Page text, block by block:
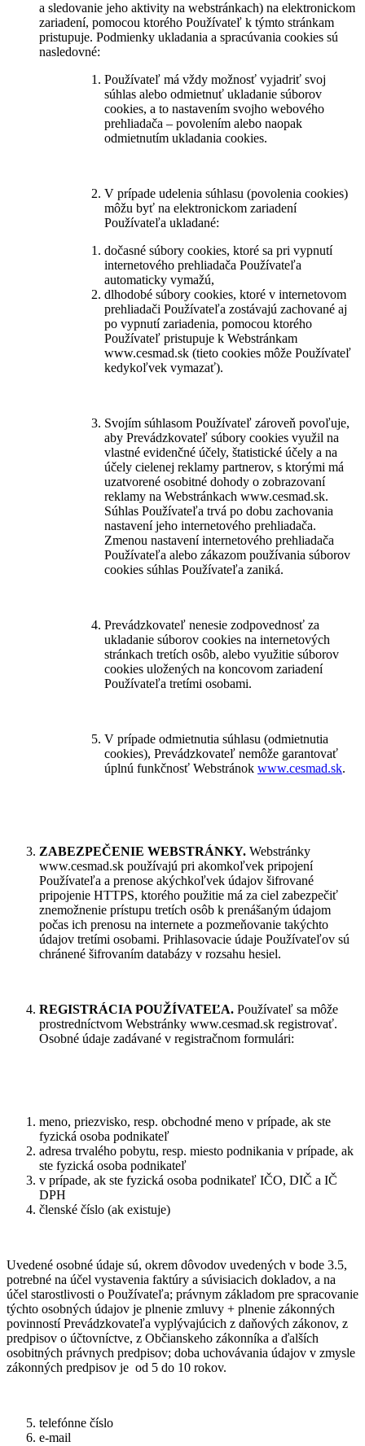
a sledovanie jeho aktivity na webstránkach) na elektronickom
zariadení, pomocou ktorého Používateľ k týmto stránkam
pristupuje. Podmienky ukladania a spracúvania cookies sú
nasledovné:
Používateľ má vždy možnosť vyjadriť svoj
súhlas alebo odmietnuť ukladanie súborov
cookies, a to nastavením svojho webového
prehliadača – povolením alebo naopak
odmietnutím ukladania cookies.
V prípade udelenia súhlasu (povolenia cookies)
môžu byť na elektronickom zariadení
Používateľa ukladané:
dočasné súbory cookies, ktoré sa pri vypnutí
internetového prehliadača Používateľa
automaticky vymažú,
dlhodobé súbory cookies, ktoré v internetovom
prehliadači Používateľa zostávajú zachované aj
po vypnutí zariadenia, pomocou ktorého
Používateľ pristupuje k Webstránkam
www.cesmad.sk (tieto cookies môže Používateľ
kedykoľvek vymazať).
Svojím súhlasom Používateľ zároveň povoľuje,
aby Prevádzkovateľ súbory cookies využil na
vlastné evidenčné účely, štatistické účely a na
účely cielenej reklamy partnerov, s ktorými má
uzatvorené osobitné dohody o zobrazovaní
reklamy na Webstránkach www.cesmad.sk.
Súhlas Používateľa trvá po dobu zachovania
nastavení jeho internetového prehliadača.
Zmenou nastavení internetového prehliadača
Používateľa alebo zákazom používania súborov
cookies súhlas Používateľa zaniká.
Prevádzkovateľ nenesie zodpovednosť za
ukladanie súborov cookies na internetových
stránkach tretích osôb, alebo využitie súborov
cookies uložených na koncovom zariadení
Používateľa tretími osobami.
V prípade odmietnutia súhlasu (odmietnutia
cookies), Prevádzkovateľ nemôže garantovať
úplnú funkčnosť Webstránok www.cesmad.sk.
ZABEZPEČENIE WEBSTRÁNKY. Webstránky
www.cesmad.sk používajú pri akomkoľvek pripojení
Používateľa a prenose akýchkoľvek údajov šifrované
pripojenie HTTPS, ktorého použitie má za ciel zabezpečiť
znemožnenie prístupu tretích osôb k prenášaným údajom
počas ich prenosu na internete a pozmeňovanie takýchto
údajov tretími osobami. Prihlasovacie údaje Používateľov sú
chránené šifrovaním databázy v rozsahu hesiel.
REGISTRÁCIA POUŽÍVATEĽA. Používateľ sa môže
prostredníctvom Webstránky www.cesmad.sk registrovať.
Osobné údaje zadávané v registračnom formulári:
meno, priezvisko, resp. obchodné meno v prípade, ak ste
fyzická osoba podnikateľ
adresa trvalého pobytu, resp. miesto podnikania v prípade, ak
ste fyzická osoba podnikateľ
v prípade, ak ste fyzická osoba podnikateľ IČO, DIČ a IČ
DPH
členské číslo (ak existuje)
Uvedené osobné údaje sú, okrem dôvodov uvedených v bode 3.5,
potrebné na účel vystavenia faktúry a súvisiacich dokladov, a na
účel starostlivosti o Používateľa; právnym základom pre spracovanie
týchto osobných údajov je plnenie zmluvy + plnenie zákonných
povinností Prevádzkovateľa vyplývajúcich z daňových zákonov, z
predpisov o účtovníctve, z Občianskeho zákonníka a ďalších
osobitných právnych predpisov; doba uchovávania údajov v zmysle
zákonných predpisov je od 5 do 10 rokov.
telefónne číslo
e-mail